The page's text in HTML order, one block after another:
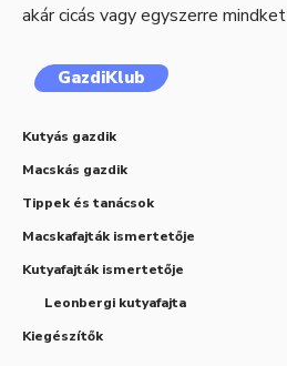
akár cicás vagy egyszerre
GazdiKlub
Kutyás gazdik
Macskás gazdik
Tippek és tanácsok
Macskafajták ismertetője
Kutyafajták ismertetője
Leonbergi kutyafajta
Kiegészítők